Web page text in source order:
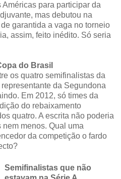
para participar da
mas debutou na
garantida a vaga no torneio
assim, feito inédito. Só seria
do Brasil
os quatro semifinalistas da
da Segundona
Em 2012, só times da
do rebaixamento
quatro. A escrita não poderia
menos. Qual uma
da competição o fardo
Semifinalistas que não